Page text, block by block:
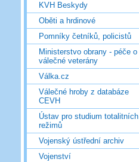
KVH Beskydy
Oběti a hrdinové
Pomníky četníků, policistů
Ministerstvo obrany - péče o
válečné veterány
Válka.cz
Válečné hroby z databáze
CEVH
Ústav pro studium totalitních
režimů
Vojenský ústřední archiv
Vojenství